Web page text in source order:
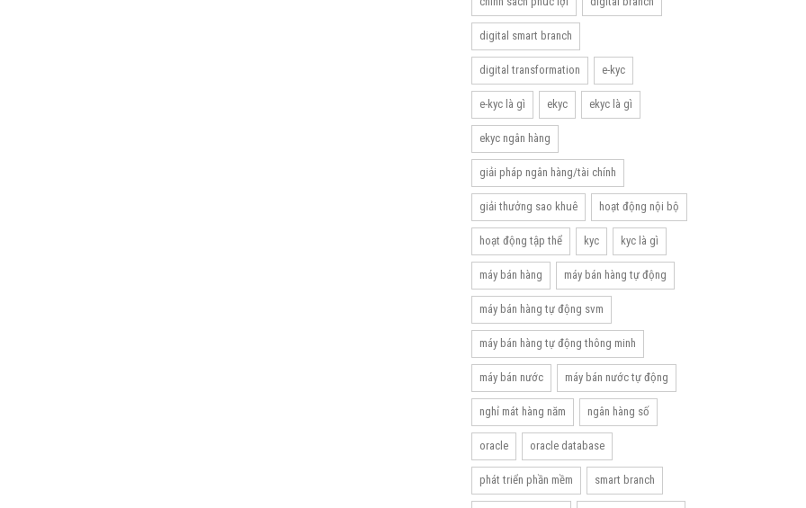
digital smart branch
digital transformation e-kyc
e-kyc là gì ekyc ekyc là gì
ekyc ngân hàng
giải pháp ngân hàng/tài chính
giải thưởng sao khuê hoạt động nội bộ
hoạt động tập thể kyc kyc là gì
máy bán hàng máy bán hàng tự động
máy bán hàng tự động svm
máy bán hàng tự động thông minh
máy bán nước máy bán nước tự động
nghỉ mát hàng năm ngân hàng số
oracle oracle database
phát triển phần mềm smart branch